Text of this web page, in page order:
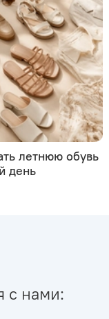
летнюю обувь
день
с нами: